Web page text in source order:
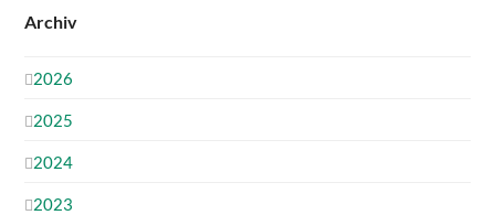
Archiv
2026
2025
2024
2023